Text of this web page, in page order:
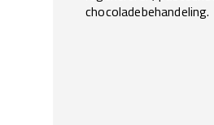
chocoladebehandeling.